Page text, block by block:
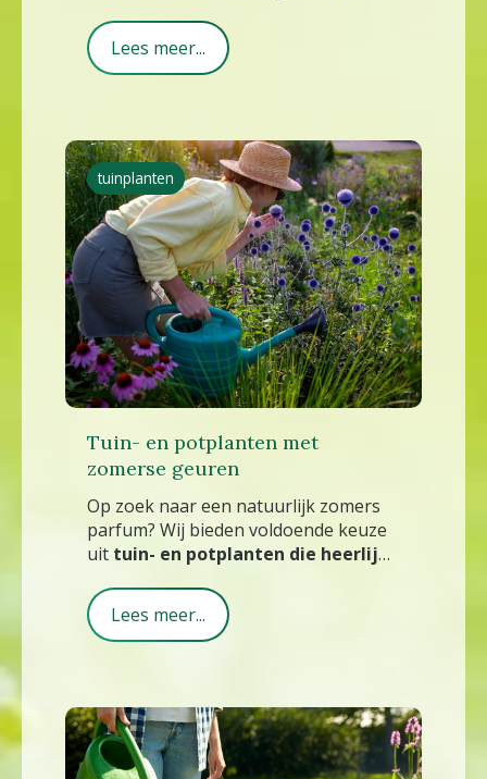
voor de maand juli
Lees meer...
Tuin- en potplanten met
zomerse geuren
Op zoek naar een natuurlijk zomers
parfum? Wij bieden voldoende keuze
uit tuin- en potplanten die heerlijk
Lees meer...
tuinplanten